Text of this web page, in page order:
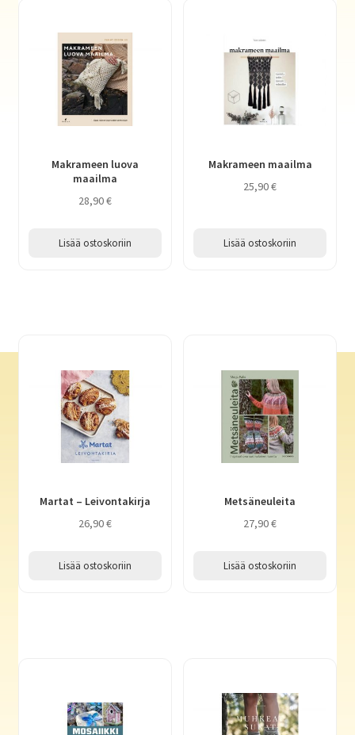
Makrameen luova
maailma
28,90€
Lisää ostoskoriin
Makrameen maailma
25,90€
Lisää ostoskoriin
Martat – Leivontakirja
26,90€
Lisää ostoskoriin
Metsäneuleita
27,90€
Lisää ostoskoriin